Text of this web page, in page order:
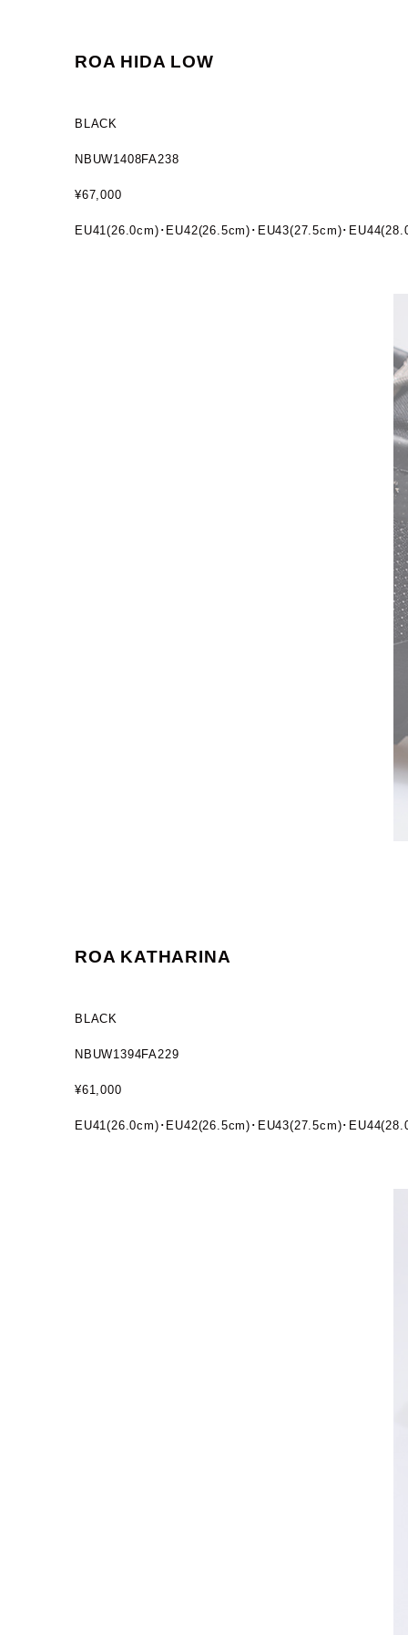
ROA HIDA LOW
BLACK
NBUW1408FA238
¥67,000
EU41(26.0cm)･EU42(26.5cm)･EU43(27.5cm)･
ROA KATHARINA
BLACK
NBUW1394FA229
¥61,000
EU41(26.0cm)･EU42(26.5cm)･EU43(27.5cm)･